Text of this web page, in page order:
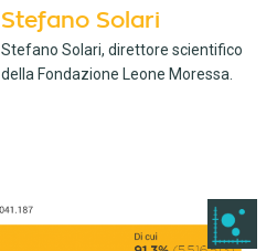
Stefano Solari
Stefano Solari, direttore scientifico
della Fondazione Leone Moressa.